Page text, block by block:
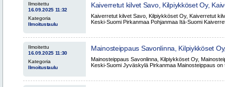
Ilmoitettu
16.09.2025 11:32
Kategoria
Ilmoitustaulu
Kaiverretut kilvet Savo, Kilpiykköset Oy,
Savonlinna Uusimaa Keski-Suomi
Kaiverretut kilvet Savo, Kilpiykköset Oy, Kaiverretut
Keski-Suomi Pirkanmaa Pohjanmaa Itä-Suomi
Ilmoitettu
16.09.2025 11:30
Kategoria
Ilmoitustaulu
Mainosteippaus Savonlinna, Kilpiykköset
Savonlinna Savo Uusimaa Keski-Suomi
Mainosteippaus Savonlinna, Kilpiykköset Oy,
Keski-Suomi Jyväskylä Pirkanmaa Mainosteippaus on